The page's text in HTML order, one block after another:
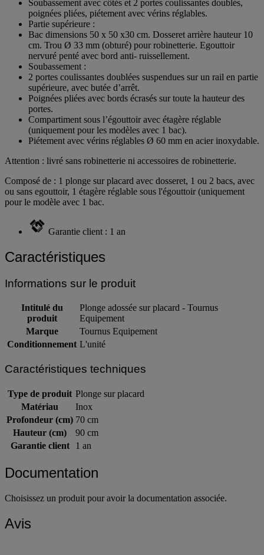
Soubassement avec côtés et 2 portes coulissantes doublés,
poignées pliées, piétement avec vérins réglables.
Partie supérieure :
Bac dimensions 50 x 50 x30 cm. Dosseret arrière hauteur 10
cm. Trou Ø 33 mm (obturé) pour robinetterie. Egouttoir
nervuré penté avec bord anti- ruissellement.
Soubassement :
2 portes coulissantes doublées suspendues sur un rail en partie
supérieure, avec butée d’arrêt.
Poignées pliées avec bords écrasés sur toute la hauteur des
portes.
Compartiment sous l’égouttoir avec étagère réglable
(uniquement pour les modèles avec 1 bac).
Piétement avec vérins réglables Ø 60 mm en acier inoxydable.
Attention : livré sans robinetterie ni accessoires de robinetterie.
Composé de : 1 plonge sur placard avec dosseret, 1 ou 2 bacs, avec
ou sans egouttoir, 1 étagère réglable sous l'égouttoir (uniquement
pour le modèle avec 1 bac.
Garantie client : 1 an
Caractéristiques
Informations sur le produit
Intitulé du
produit
Plonge adossée sur placard - Tournus
Equipement
Marque
Tournus Equipement
Conditionnement L'unité
Caractéristiques techniques
Type de produit Plonge sur placard
Matériau
Inox
Profondeur (cm) 70 cm
Hauteur (cm)
90 cm
Garantie client
1 an
Documentation
Choisissez un produit pour avoir la documentation associée.
Avis